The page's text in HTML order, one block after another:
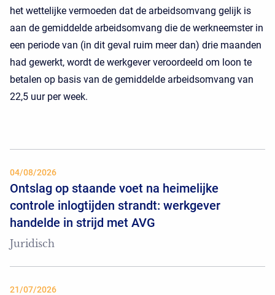
het wettelijke vermoeden dat de arbeidsomvang gelijk is
aan de gemiddelde arbeidsomvang die de werkneemster in
een periode van (in dit geval ruim meer dan) drie maanden
had gewerkt, wordt de werkgever veroordeeld om loon te
betalen op basis van de gemiddelde arbeidsomvang van
22,5 uur per week.
04/08/2026
Ontslag op staande voet na heimelijke
controle inlogtijden strandt: werkgever
handelde in strijd met AVG
Juridisch
21/07/2026